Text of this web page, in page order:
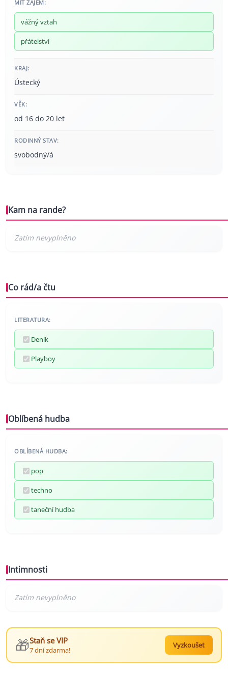
MÍT ZÁJEM:
vážný vztah
přátelství
KRAJ:
Ústecký
VĚK:
od 16 do 20 let
RODINNÝ STAV:
svobodný/á
Kam na rande?
Co rád/a čtu
LITERATURA:
Deník
Playboy
Oblíbená hudba
OBLÍBENÁ HUDBA:
pop
techno
taneční hudba
Intimnosti
🎁Staň se VIP
7 dní zdarma!
Vyzkoušet